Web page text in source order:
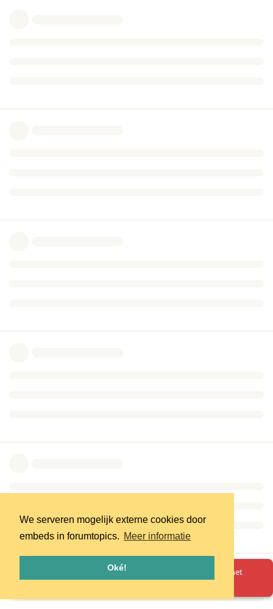
We serveren mogelijk externe cookies door
embeds in forumtopics. Meer informatie
Oké!
Oeps! Er is iets misgegaan. Herlaad de pagina en probeer het
opnieuw.